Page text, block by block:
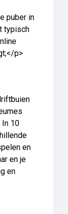
puber in
typisch
p>
In 10
en
en je
en